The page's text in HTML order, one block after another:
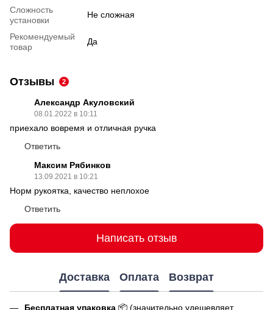
Сложность
установки
Не сложная
Рекомендуемый
товар
Да
Отзывы 2
Александр Акуловский
08.01.2022 в 10:11
приехало вовремя и отличная ручка
Ответить
Максим Рябинков
13.09.2021 в 10:21
Норм рукоятка, качество неплохое
Ответить
Написать отзыв
Доставка Оплата Возврат
Бесплатная упаковка 📦 (значительно удешевляет